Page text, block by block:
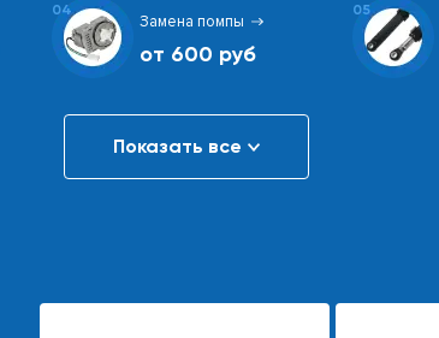
04
Замена помпы
от 600 руб
05
Показать все